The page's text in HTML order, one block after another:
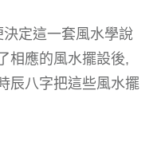
定這一套風水學說
相應的風水擺設後,
辰八字把這些風水擺